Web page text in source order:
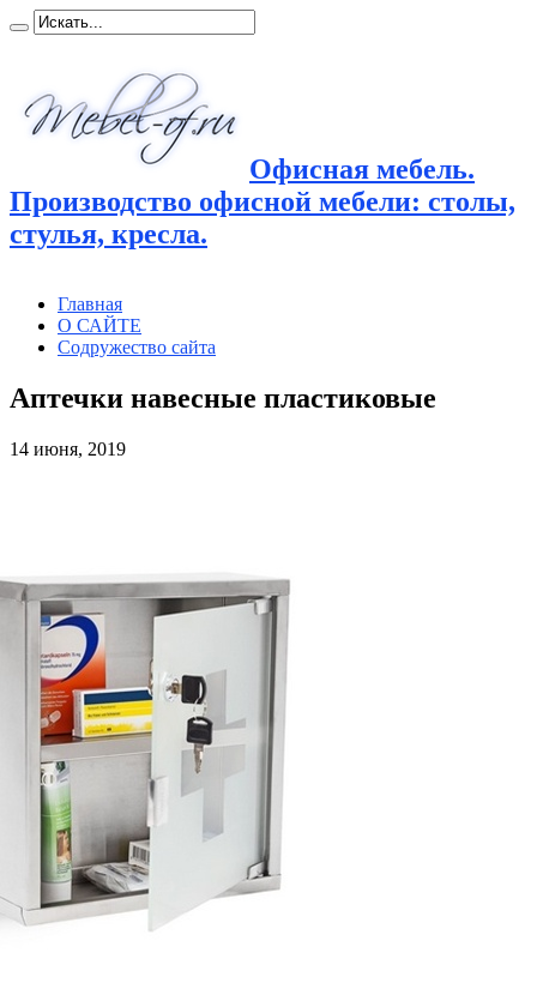
Офисная мебель.
Производство офисной мебели: столы,
стулья, кресла.
Главная
О САЙТЕ
Содружество сайта
Аптечки навесные пластиковые
14 июня, 2019